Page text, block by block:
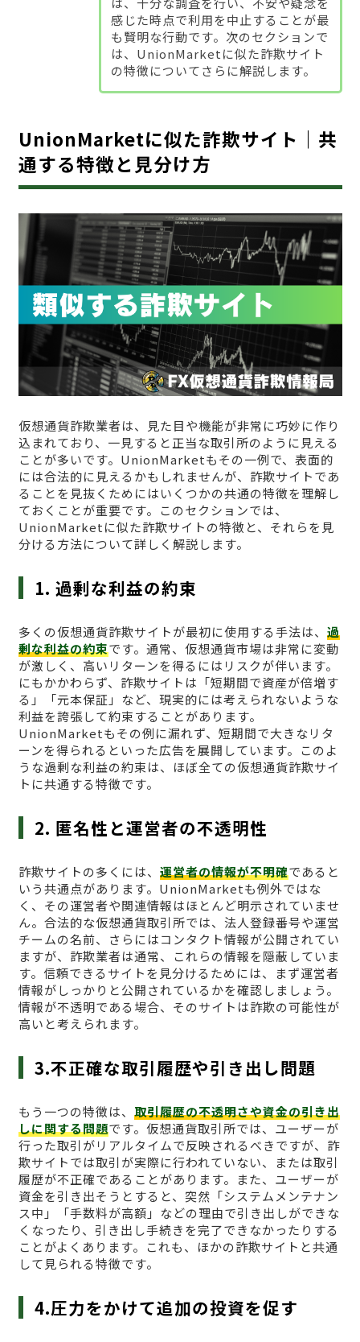
感じた時点で利用を中止することが最
も賢明な行動です。次のセクションで
は、UnionMarketに似た詐欺サイト
の特徴についてさらに解説します。
UnionMarketに似た詐欺サイト｜共
通する特徴と見分け方
仮想通貨詐欺業者は、見た目や機能が非常に巧妙に作り
込まれており、一見すると正当な取引所のように見える
ことが多いです。UnionMarketもその一例で、表面的
には合法的に見えるかもしれませんが、詐欺サイトであ
ることを見抜くためにはいくつかの共通の特徴を理解し
ておくことが重要です。このセクションでは、
UnionMarketに似た詐欺サイトの特徴と、それらを見
分ける方法について詳しく解説します。
1. 過剰な利益の約束
多くの仮想通貨詐欺サイトが最初に使用する手法は、 過
剰な利益の約束です。通常、仮想通貨市場は非常に変動
が激しく、高いリターンを得るにはリスクが伴います。
にもかかわらず、詐欺サイトは「短期間で資産が倍増す
る」「元本保証」など、現実的には考えられないような
利益を誇張して約束することがあります。
UnionMarketもその例に漏れず、短期間で大きなリタ
ーンを得られるといった広告を展開しています。このよ
うな過剰な利益の約束は、ほぼ全ての仮想通貨詐欺サイ
トに共通する特徴です。
2. 匿名性と運営者の不透明性
詐欺サイトの多くには、 運営者の情報が不明確であると
いう共通点があります。UnionMarketも例外ではな
く、その運営者や関連情報はほとんど明示されていませ
ん。合法的な仮想通貨取引所では、法人登録番号や運営
チームの名前、さらにはコンタクト情報が公開されてい
ますが、詐欺業者は通常、これらの情報を隠蔽していま
す。信頼できるサイトを見分けるためには、まず運営者
情報がしっかりと公開されているかを確認しましょう。
情報が不透明である場合、そのサイトは詐欺の可能性が
高いと考えられます。
3.不正確な取引履歴や引き出し問題
もう一つの特徴は、 取引履歴の不透明さや資金の引き出
しに関する問題です。仮想通貨取引所では、ユーザーが
行った取引がリアルタイムで反映されるべきですが、詐
欺サイトでは取引が実際に行われていない、または取引
履歴が不正確であることがあります。また、ユーザーが
資金を引き出そうとすると、突然「システムメンテナン
ス中」「手数料が高額」などの理由で引き出しができな
くなったり、引き出し手続きを完了できなかったりする
ことがよくあります。これも、ほかの詐欺サイトと共通
して見られる特徴です。
4.圧力をかけて追加の投資を促す